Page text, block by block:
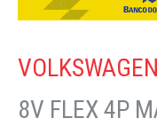
VOLKSWAGEN
8V FLEX 4P